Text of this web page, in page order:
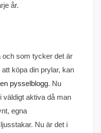
år.
och som tycker det är
köpa din prylar, kan
pysselblogg. Nu
väldigt aktiva då man
egna
Nu är det i